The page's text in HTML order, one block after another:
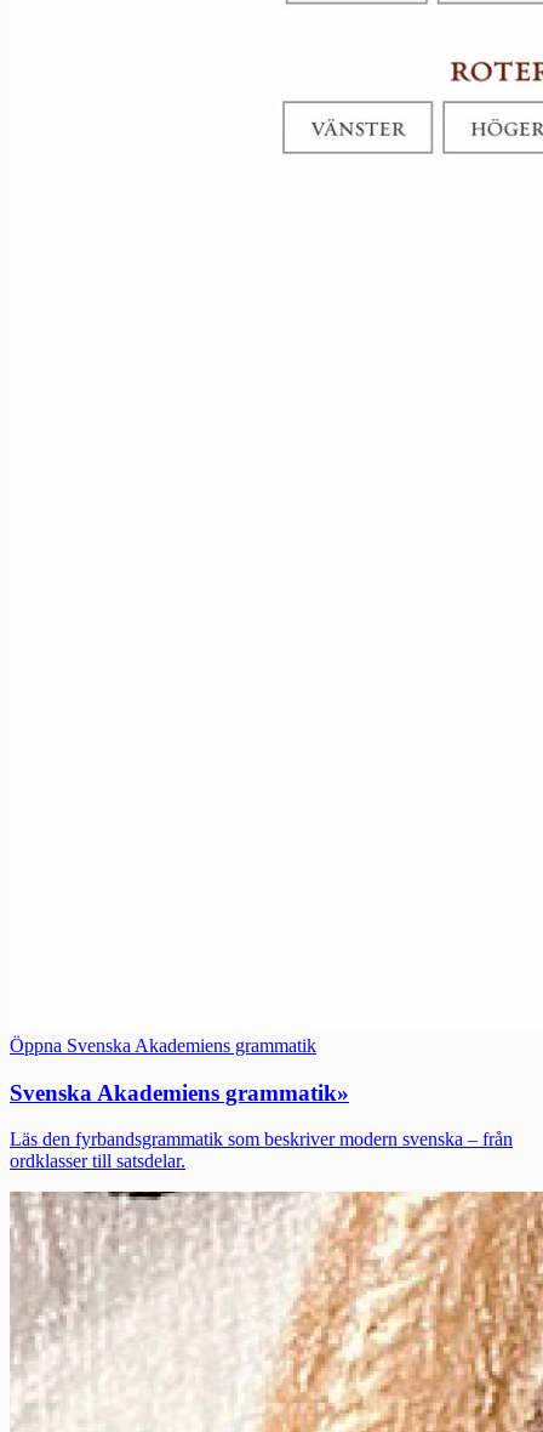
Öppna Svenska Akademiens grammatik
Svenska Akademiens grammatik»
Läs den fyrbandsgrammatik som beskriver modern svenska – från
ordklasser till satsdelar.